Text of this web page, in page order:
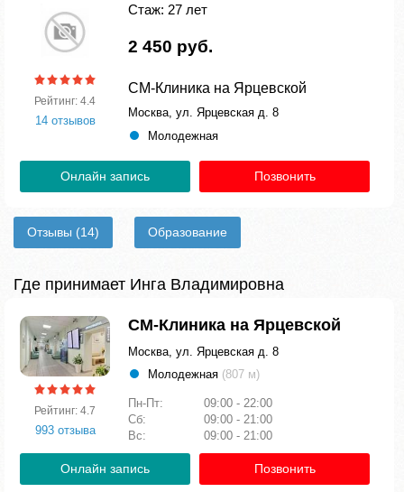
Рейтинг: 4.4
14 отзывов
Стаж: 27 лет
2 450 руб.
СМ-Клиника на Ярцевской
Москва, ул. Ярцевская д. 8
Молодежная
Онлайн запись Позвонить
Отзывы (14) Образование
Где принимает Инга Владимировна
Рейтинг: 4.7
993 отзыва
СМ-Клиника на Ярцевской
Москва, ул. Ярцевская д. 8
Молодежная (807 м)
Пн-Пт:
09:00 - 22:00
Сб:
09:00 - 21:00
Вс:
09:00 - 21:00
Онлайн запись Позвонить